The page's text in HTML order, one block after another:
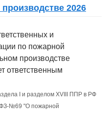
2026
и
по пожарной
производстве
ответственным
I и разделом XVIII ППР в РФ
ФЗ-№69 "О пожарной